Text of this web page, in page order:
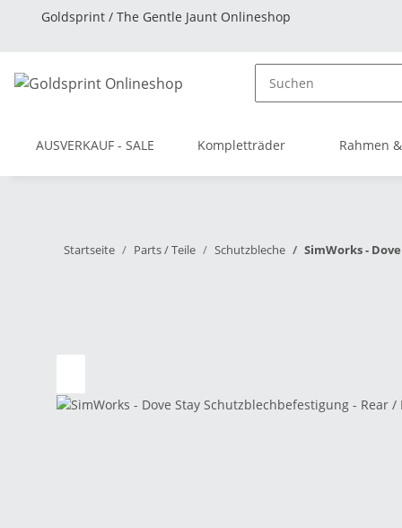
Goldsprint / The Gentle Jaunt Onlineshop
AUSVERKAUF - SALE Kompletträder Rahmen
Startseite Parts / Teile Schutzbleche SimWorks -